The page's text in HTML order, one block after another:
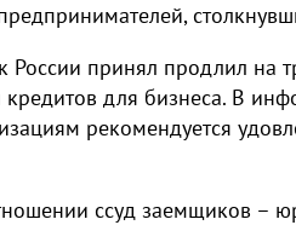
России принял продлил на
кредитов для бизнеса. В
рекомендуется
ссуд заемщиков –